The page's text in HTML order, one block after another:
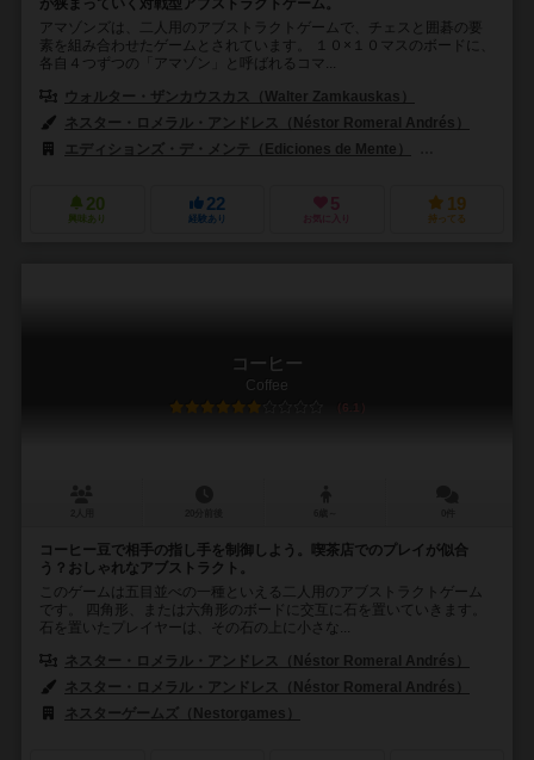
が狭まっていく対戦型アブストラクトゲーム。
アマゾンズは、二人用のアブストラクトゲームで、チェスと囲碁の要
素を組み合わせたゲームとされています。 １０×１０マスのボードに、
各自４つずつの「アマゾン」と呼ばれるコマ...
ウォルター・ザンカウスカス（Walter Zamkauskas）
ネスター・ロメラル・アンドレス（Néstor Romeral Andrés）
エディションズ・デ・メンテ（Ediciones de Mente）
20
興味あり
22
経験あり
5
お気に入り
19
持ってる
コーヒー
Coffee
6.1
コーヒー豆で相手の指し手を制御しよう。喫茶店でのプレイが似合
う？おしゃれなアブストラクト。
このゲームは五目並べの一種といえる二人用のアブストラクトゲーム
です。 四角形、または六角形のボードに交互に石を置いていきます。
石を置いたプレイヤーは、その石の上に小さな...
ネスター・ロメラル・アンドレス（Néstor Romeral Andrés）
ネスター・ロメラル・アンドレス（Néstor Romeral Andrés）
ネスターゲームズ（Nestorgames）